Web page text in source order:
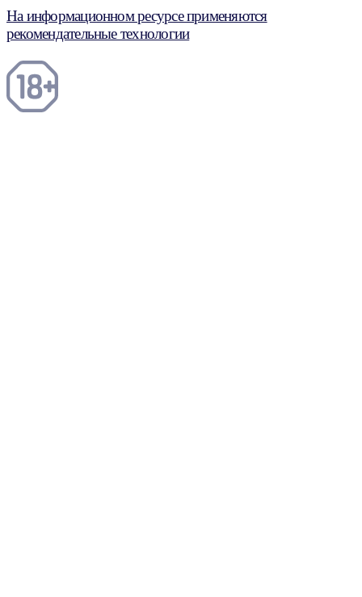
На информационном ресурсе применяются
рекомендательные технологии